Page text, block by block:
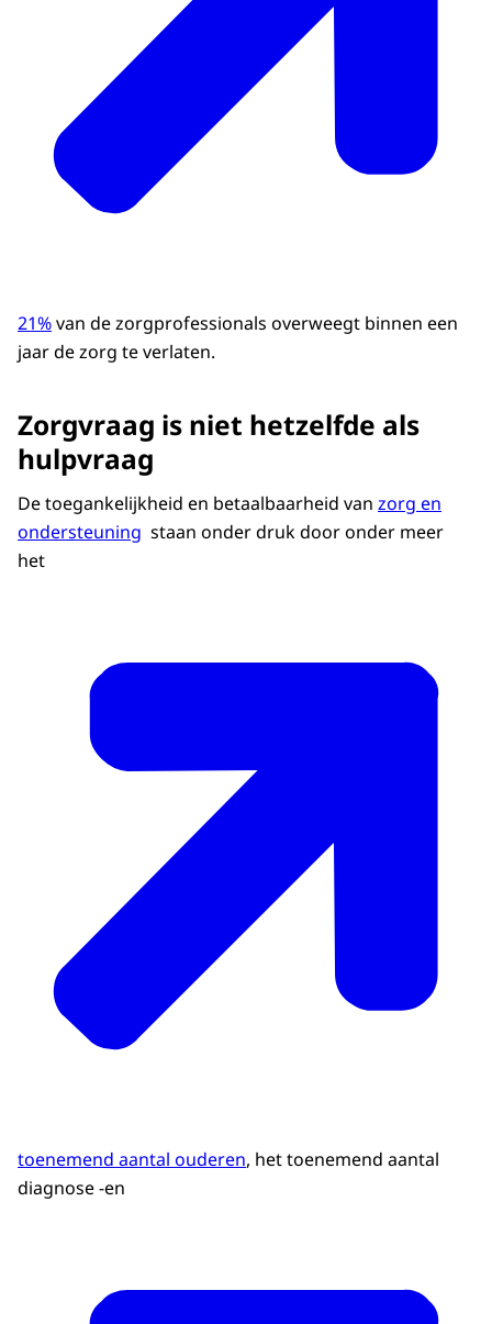
21%van de zorgprofessionals overweegt binnen een
jaar de zorg te verlaten.
Zorgvraag is niet hetzelfde als
hulpvraag
De toegankelijkheid en betaalbaarheid van zorg en
ondersteuning staan onder druk door onder meer
het
toenemend aantal ouderen, het toenemend aantal
diagnose -en